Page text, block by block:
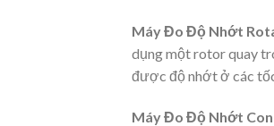
Máy Đo Độ Nhớt
dụng một rotor quay
được độ nhớt ở các
Máy Đo Độ Nhớt